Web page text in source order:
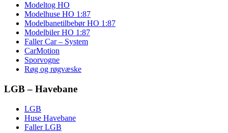
Modeltog HO
Modelhuse HO 1:87
Modelbanetilbebør HO 1:87
Modelbiler HO 1:87
Faller Car – System
CarMotion
Sporvogne
Røg og røgvæske
LGB – Havebane
LGB
Huse Havebane
Faller LGB